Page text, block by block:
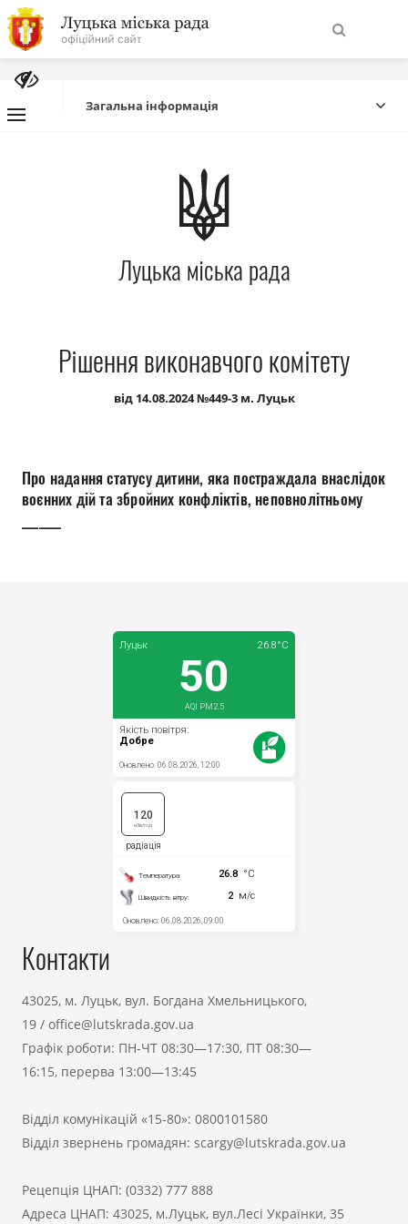
На
головну
Про місто
Міська влада
Міська рада
Публічна інформація
Документи
Загальна інформація
Луцька міська рада
Рішення виконавчого комітету
від 14.08.2024 №449-3 м. Луцьк
Про надання статусу дитини, яка постраждала внаслідок
воєнних дій та збройних конфліктів, неповнолітньому
Контакти
43025, м. Луцьк, вул. Богдана Хмельницького,
19 / office@lutskrada.gov.ua
Графік роботи: ПН-ЧТ 08:30—17:30, ПТ 08:30—
16:15, перерва 13:00—13:45
Відділ комунікацій «15-80»: 0800101580
Відділ звернень громадян: scargy@lutskrada.gov.ua
Рецепція ЦНАП: (0332) 777 888
Адреса ЦНАП: 43025, м.Луцьк, вул.Лесі Українки, 35